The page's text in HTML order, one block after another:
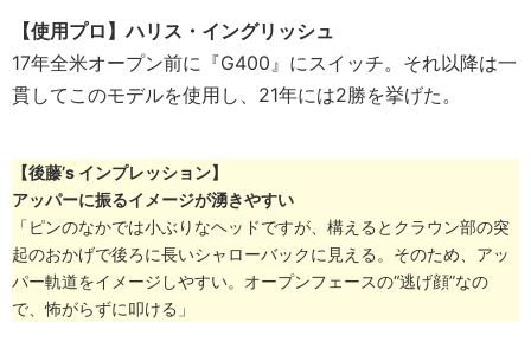
【使用プロ】ハリス・イングリッシュ
17年全米オープン前に『G400』にスイッチ。それ以降は一
貫してこのモデルを使用し、21年には2勝を挙げた。
【後藤’s インプレッション】
アッパーに振るイメージが湧きやすい
「ピンのなかでは小ぶりなヘッドですが、構えるとクラウン部の突
起のおかげで後ろに長いシャローバックに見える。そのため、アッ
パー軌道をイメージしやすい。オープンフェースの“逃げ顔”なの
で、怖がらずに叩ける」